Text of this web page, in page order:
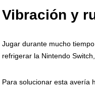
Vibración y
Jugar durante mucho
refrigerar la Nintendo
Para solucionar esta avería